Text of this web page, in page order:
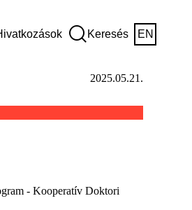
Keresés EN
2025.05.21.
- Kooperatív Doktori